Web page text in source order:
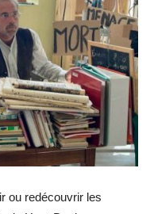
ou redécouvrir les